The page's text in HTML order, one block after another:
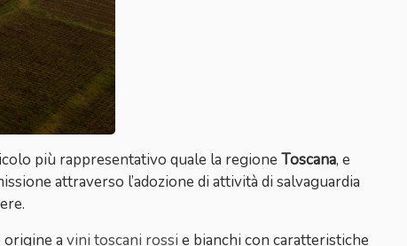
più rappresentativo quale la regione Toscana, e
attraverso l’adozione di attività di salvaguardia
a vini toscani rossi e bianchi con caratteristiche